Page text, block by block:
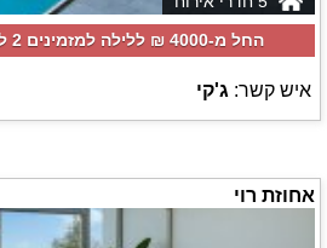
החל מ-‏4000 ₪ ללילה למזמינים 2 לילות בסופ"ש הקרוב
איש קשר: ג'קי
אחוזת רוי